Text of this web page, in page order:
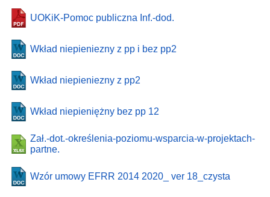
UOKiK-Pomoc publiczna Inf.-dod.
Wkład niepieniezny z pp i bez pp2
Wkład niepieniezny z pp2
Wkład niepieniężny bez pp 12
Zał.-dot.-określenia-poziomu-wsparcia-w-projektach-
partne.
Wzór umowy EFRR 2014 2020_ ver 18_czysta